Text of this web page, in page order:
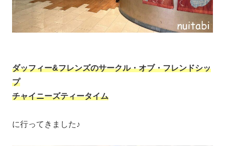
ダッフィー&フレンズのサークル・オブ・フレンドシッ
プ
チャイニーズティータイム
に行ってきました♪